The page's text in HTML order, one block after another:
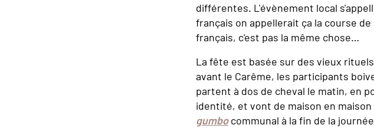
différentes. L'évènement local
français on appellerait ça la course
français, c'est pas la même chose…
La fête est basée sur des vieux
avant le Carême, les participants
partent à dos de cheval le matin, en
identité, et vont de maison en
gumbocommunal à la fin de la